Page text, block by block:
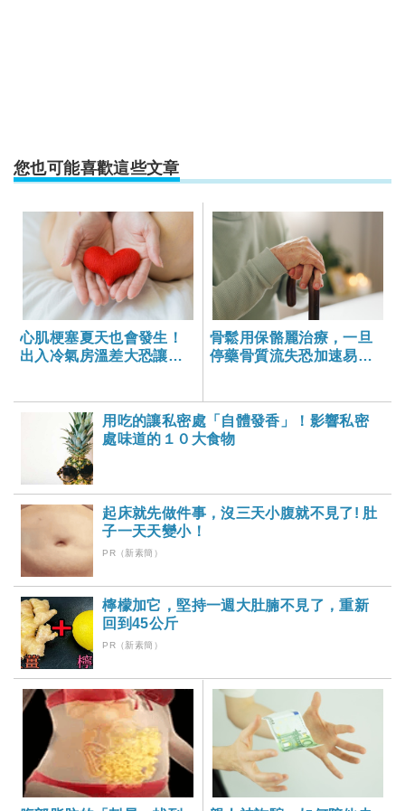
您也可能喜歡這些文章
心肌梗塞夏天也會發生！
出入冷氣房溫差大恐讓心
骨鬆用保骼麗治療，一旦
停藥骨質流失恐加速易骨
用吃的讓私密處「自體發香」！影響私密
處味道的１０大食物
起床就先做件事，沒三天小腹就不見了! 肚
子一天天變小！
PR（新素簡）
檸檬加它，堅持一週大肚腩不見了，重新
回到45公斤
PR（新素簡）